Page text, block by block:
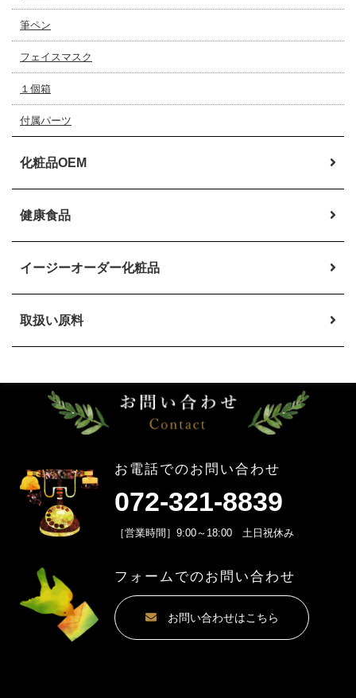
筆ペン
フェイスマスク
１個箱
付属パーツ
化粧品OEM
健康食品
イージーオーダー化粧品
取扱い原料
お電話でのお問い合わせ
072-321-8839
［営業時間］9:00～18:00 土日祝休み
フォームでのお問い合わせ
お問い合わせはこちら